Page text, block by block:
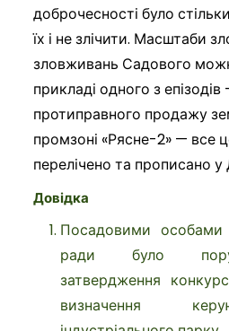
доброчесності було
їх і не злічити. Масштаби
зловживань Садового
прикладі одного з
протиправного продажу
промзоні «Рясне-2» — все
перелічено та прописано у
Довідка
Посадовими особами
ради було
затвердження
визначення